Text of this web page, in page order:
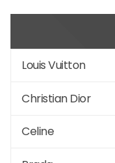
Louis Vuitton
Christian Dior
Celine